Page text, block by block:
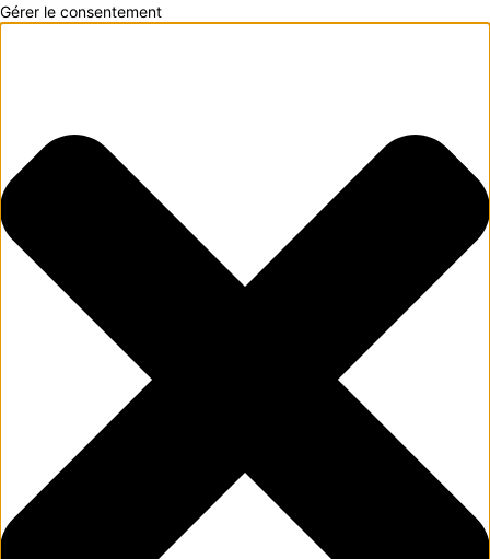
Gérer le consentement